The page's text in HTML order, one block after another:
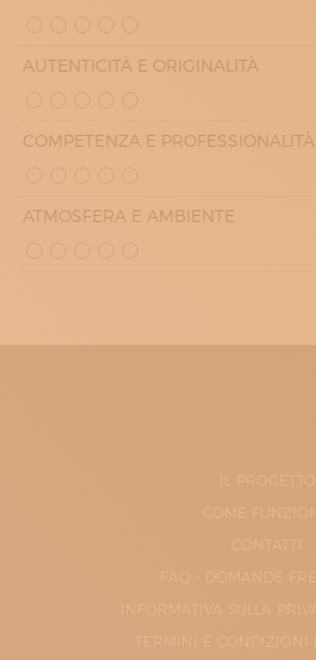
AUTENTICITÀ E ORIGINALITÀ
COMPETENZA E PROFESSIONALITÀ
ATMOSFERA E AMBIENTE